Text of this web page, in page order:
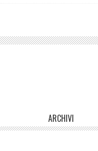
ARCHIVI